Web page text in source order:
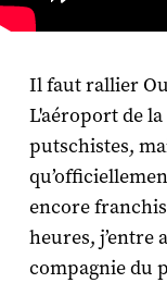
Il faut rallier
L'aéroport de
putschistes,
encore
heures, j’entre
compagnie du